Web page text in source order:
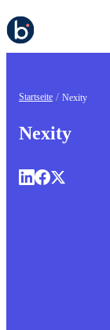
Startseite Nexity
Nexity